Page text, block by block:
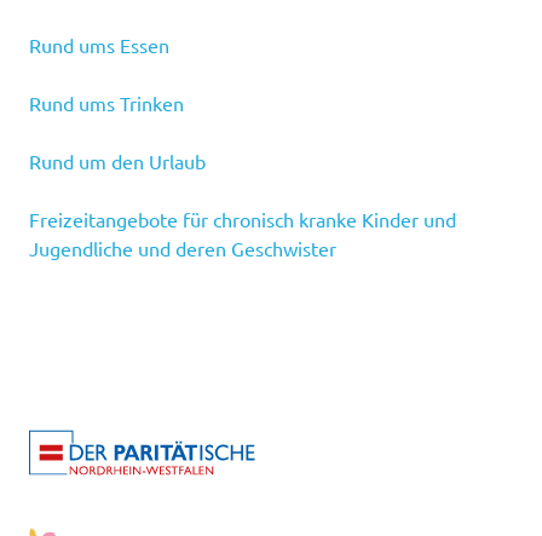
Rund ums Essen
Rund ums Trinken
Rund um den Urlaub
Freizeitangebote für chronisch kranke Kinder und
Jugendliche und deren Geschwister